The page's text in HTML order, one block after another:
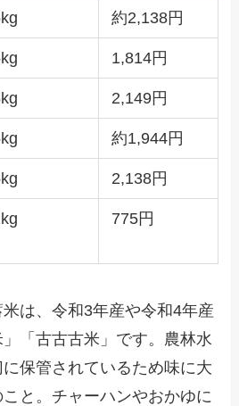
約2,138円
1,814円
2,149円
約1,944円
2,138円
775円
は、令和3年産や令和4年産
「古古古米」です。農林水
保管されているため味に大
と。チャーハンやおかゆに